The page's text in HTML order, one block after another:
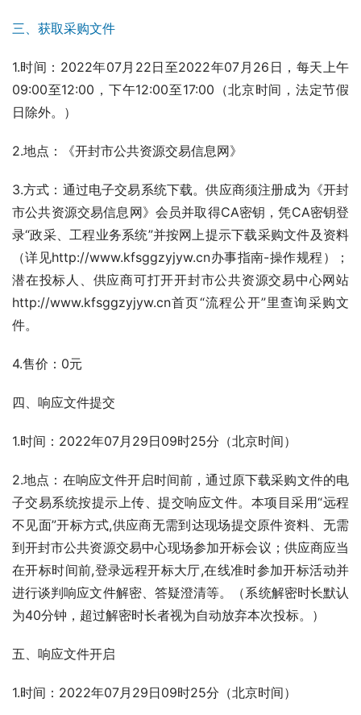
三、获取采购文件
1.时间：2022年07月22日至2022年07月26日，每天上午
09:00至12:00，下午12:00至17:00（北京时间，法定节假
日除外。）
2.地点：《开封市公共资源交易信息网》
3.方式：通过电子交易系统下载。供应商须注册成为《开封
市公共资源交易信息网》会员并取得CA密钥，凭CA密钥登
录“政采、工程业务系统”并按网上提示下载采购文件及资料
（详见http://www.kfsggzyjyw.cn办事指南-操作规程）；
潜在投标人、供应商可打开开封市公共资源交易中心网站
http://www.kfsggzyjyw.cn首页“流程公开”里查询采购文
件。
4.售价：0元
四、响应文件提交
1.时间：2022年07月29日09时25分（北京时间）
2.地点：在响应文件开启时间前，通过原下载采购文件的电
子交易系统按提示上传、提交响应文件。本项目采用“远程
不见面”开标方式,供应商无需到达现场提交原件资料、无需
到开封市公共资源交易中心现场参加开标会议；供应商应当
在开标时间前,登录远程开标大厅,在线准时参加开标活动并
进行谈判响应文件解密、答疑澄清等。（系统解密时长默认
为40分钟，超过解密时长者视为自动放弃本次投标。）
五、响应文件开启
1.时间：2022年07月29日09时25分（北京时间）